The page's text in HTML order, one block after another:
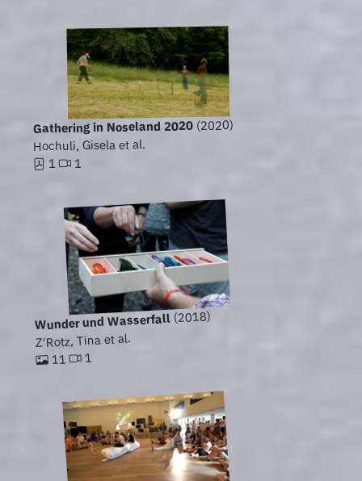
Gathering in Noseland 2020(2020)
Hochuli, Gisela et al.
1 1
Wunder und Wasserfall(2018)
Z'Rotz, Tina et al.
11 1